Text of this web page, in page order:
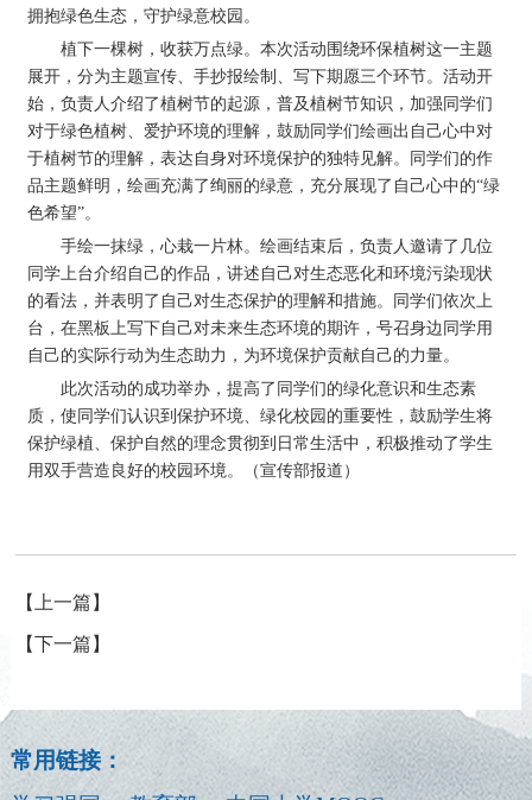
拥抱绿色生态，守护绿意校园。
植下一棵树，收获万点绿。本次活动围绕环保植树这一主题
展开，分为主题宣传、手抄报绘制、写下期愿三个环节。活动开
始，负责人介绍了植树节的起源，普及植树节知识，加强同学们
对于绿色植树、爱护环境的理解，鼓励同学们绘画出自己心中对
于植树节的理解，表达自身对环境保护的独特见解。同学们的作
品主题鲜明，绘画充满了绚丽的绿意，充分展现了自己心中的“绿
色希望”。
手绘一抹绿，心栽一片林。绘画结束后，负责人邀请了几位
同学上台介绍自己的作品，讲述自己对生态恶化和环境污染现状
的看法，并表明了自己对生态保护的理解和措施。同学们依次上
台，在黑板上写下自己对未来生态环境的期许，号召身边同学用
自己的实际行动为生态助力，为环境保护贡献自己的力量。
此次活动的成功举办，提高了同学们的绿化意识和生态素
质，使同学们认识到保护环境、绿化校园的重要性，鼓励学生将
保护绿植、保护自然的理念贯彻到日常生活中，积极推动了学生
用双手营造良好的校园环境。（宣传部报道）
【上一篇】
【下一篇】
常用链接：